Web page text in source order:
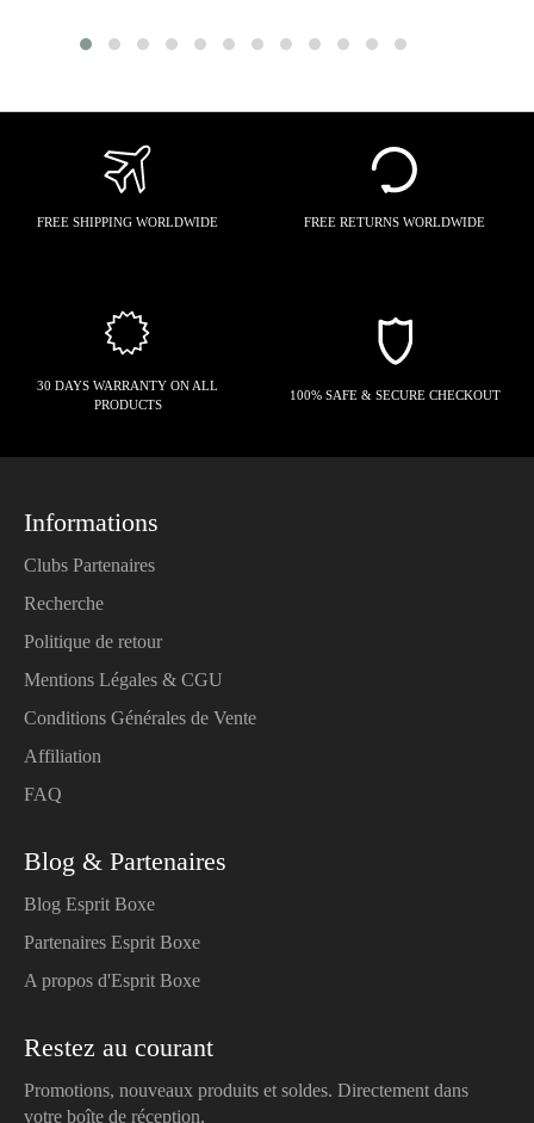
FREE SHIPPING WORLDWIDE FREE RETURNS WORLDWIDE
30 DAYS WARRANTY ON ALL
PRODUCTS
100% SAFE & SECURE CHECKOUT
Informations
Clubs Partenaires
Recherche
Politique de retour
Mentions Légales & CGU
Conditions Générales de Vente
Affiliation
FAQ
Blog & Partenaires
Blog Esprit Boxe
Partenaires Esprit Boxe
A propos d'Esprit Boxe
Restez au courant
Promotions, nouveaux produits et soldes. Directement dans
votre boîte de réception.